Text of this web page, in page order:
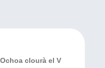
clourà el V